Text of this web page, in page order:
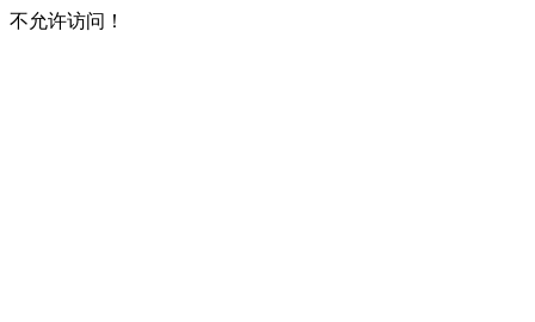
不允许访问！